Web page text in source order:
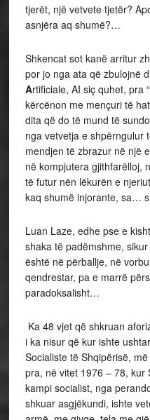
tjerët, një vetvete tjetër?
asnjëra aq shumë?…
Shkencat sot kanë arritur
por jo nga ata që zbulojnë
Artificiale, AI siç quhet, pra
kërcënon me mençuri të
dita që do të mund të
nga vetvetja e shpërngulur
mendjen të zbrazur në një
në kompjutera gjithfarëlloj,
të futur nën lëkurën e
kaq shumë injorante, sa…
Luan Laze, edhe pse e
shaka të padëmshme,
është në përballje, në
qendrestar, pa e marrë
paradoksalisht…
Ka 48 vjet që shkruan
i ka nisur që kur ishte
Socialiste të Shqipërisë,
pra, në vitet 1976 – 78, kur
kampi socialist, nga
shkuar asgjëkundi, ishte